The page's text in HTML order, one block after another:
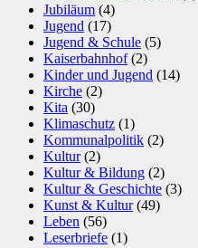
Jubiläum (4)
Jugend (17)
Jugend & Schule (5)
Kaiserbahnhof(2)
Kinder und Jugend (14)
Kirche (2)
Kita (30)
Klimaschutz (1)
Kommunalpolitik (2)
Kultur(2)
Kultur & Bildung (2)
Kultur & Geschichte (3)
Kunst & Kultur(49)
Leben (56)
Leserbriefe (1)